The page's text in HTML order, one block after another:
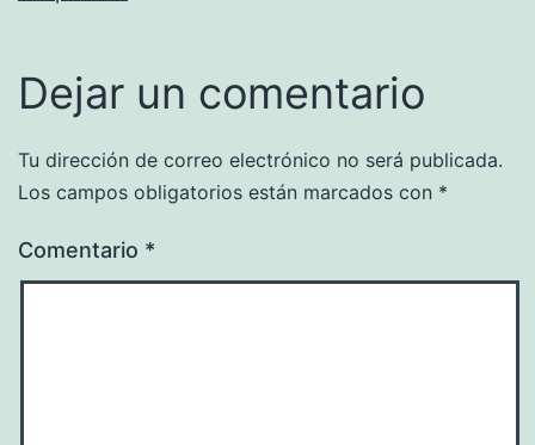
Dejar un comentario
Tu dirección de correo electrónico no será publicada.
Los campos obligatorios están marcados con *
Comentario *